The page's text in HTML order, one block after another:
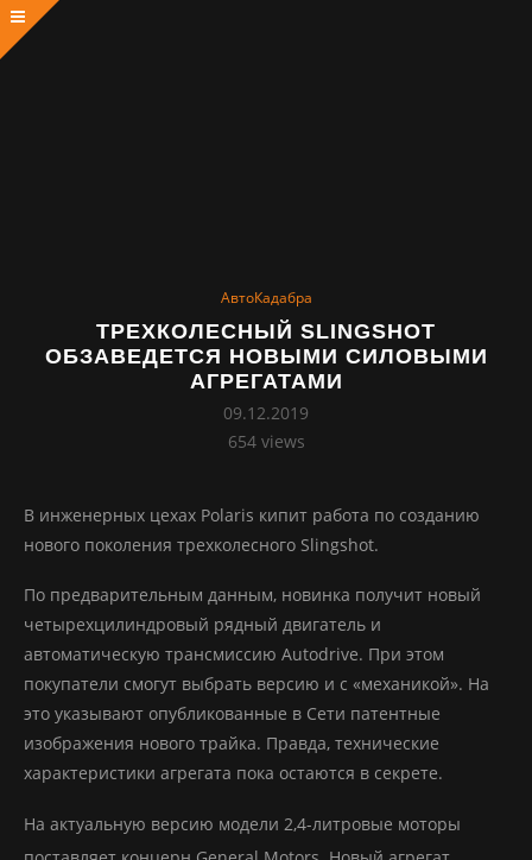
АвтоКадабра
ТРЕХКОЛЕСНЫЙ SLINGSHOT
ОБЗАВЕДЕТСЯ НОВЫМИ СИЛОВЫМИ
АГРЕГАТАМИ
09.12.2019
654views
В инженерных цехах Polaris кипит работа по созданию
нового поколения трехколесного Slingshot.
По предварительным данным, новинка получит новый
четырехцилиндровый рядный двигатель и
автоматическую трансмиссию Autodrive. При этом
покупатели смогут выбрать версию и с «механикой». На
это указывают опубликованные в Сети патентные
изображения нового трайка. Правда, технические
характеристики агрегата пока остаются в секрете.
На актуальную версию модели 2,4-литровые моторы